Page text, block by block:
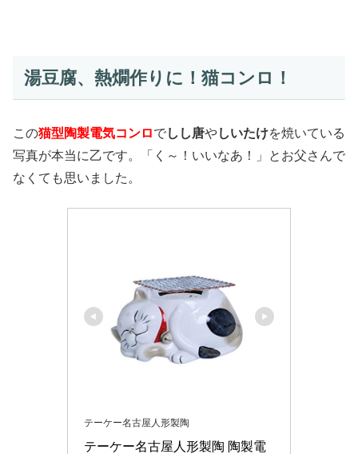
湯豆腐、熱燗作りに！猫コンロ！
この猫型陶製電気コンロでしし唐やしいたけを焼いている
写真が本当に乙です。「く～！いいなあ！」とお父さんで
なくても思いました。
テーケー名古屋人形製陶
テーケー名古屋人形製陶 陶製電